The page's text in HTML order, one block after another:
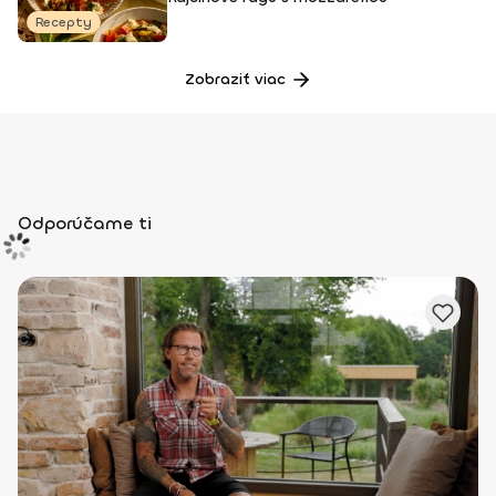
Recepty
Zobraziť viac
Odporúčame ti